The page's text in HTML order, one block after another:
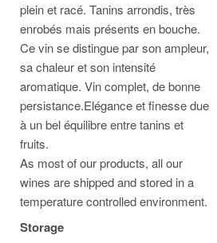
plein et racé. Tanins arrondis, très
enrobés mais présents en bouche.
Ce vin se distingue par son ampleur,
sa chaleur et son intensité
aromatique. Vin complet, de bonne
persistance.Elégance et finesse due
à un bel équilibre entre tanins et
fruits.
As most of our products, all our
wines are shipped and stored in a
temperature controlled environment.
Storage